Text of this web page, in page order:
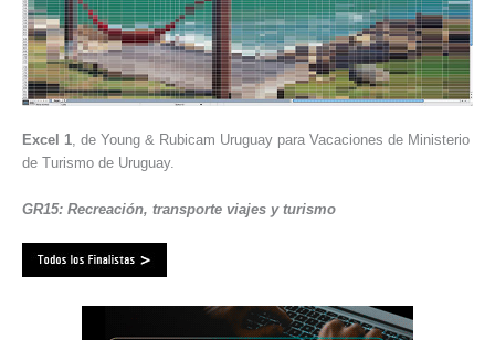
Excel 1, de Young & Rubicam Uruguay para Vacaciones de Ministerio
de Turismo de Uruguay.
GR15: Recreación, transporte viajes y turismo